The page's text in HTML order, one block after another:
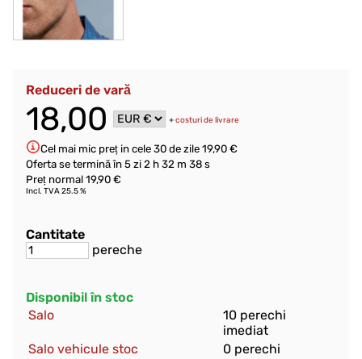
Reduceri de vară
18,00 +costuri de livrare
Cel mai mic preț in cele 30 de zile 19,90 €
Oferta se termină în 5 zi 2 h 32 m 37 s
Preț normal 19,90 €
Incl. TVA 25.5 %
Cantitate
pereche
Disponibil în stoc
Salo
10 perechi
imediat
Salo vehicule stoc
0 perechi